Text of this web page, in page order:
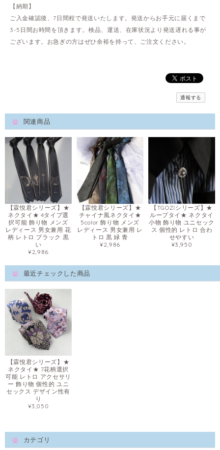
【納期】
ご入金確認後、7日間程で発送いたします。発送からお手元に届くまで
3-5日間お時間を頂きます。検品、運送、在庫状況より発送遅れる事が
ございます。お急ぎの方はぜひ余裕を持って、ご注文ください。
通報する
関連商品
【霖悅君シリーズ】★
ネクタイ★ 4タイプ選
択可能 飾り物 メンズ
レディース 男女兼用 花
柄 レトロ ブラック 黒
い
¥2,986
【霖悅君シリーズ】★
チャイナ風ネクタイ★
5color 飾り物 メンズ
レディース 男女兼用 レ
トロ 黒 緑 青
¥2,986
【TGOZIシリーズ】★
ループタイ★ ネクタイ
小物 飾り物 ユニセック
ス 個性的 レトロ 合わ
せやすい
¥3,950
最近チェックした商品
【霖悅君シリーズ】★
ネクタイ★ 7花柄選択
可能 レトロ アクセサリ
ー 飾り物 個性的 ユニ
セックス デザイン性有
り
¥3,050
カテゴリ